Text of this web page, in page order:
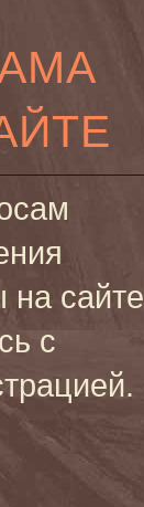
на сайте
с